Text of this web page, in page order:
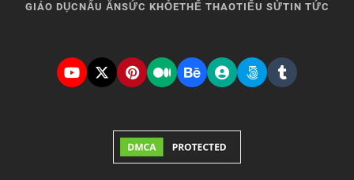
GIÁO DỤCNẤU ĂNSỨC KHỎETHỂ THAOTIỂU SỬTIN TỨC